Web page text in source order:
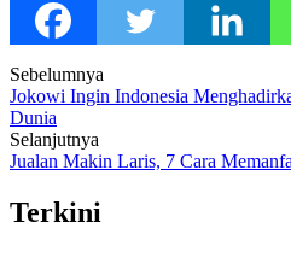
Post
navigation
Sebelumnya
Jokowi Ingin Indonesia
Dunia
Selanjutnya
Jualan Makin Laris, 7 Cara
Terkini